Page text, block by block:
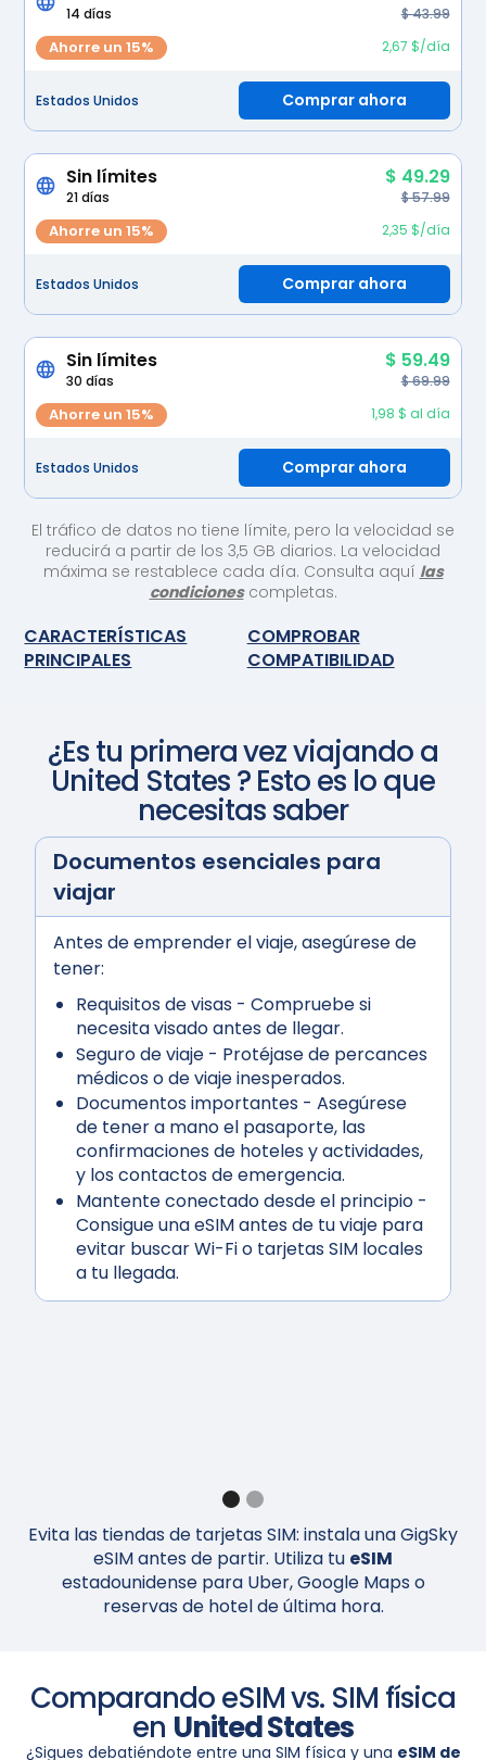
14 días $ 43.99
Ahorre un 15% 2,67 $/día
Estados Unidos Comprar ahora
Sin límites $ 49.29
21 días $ 57.99
Ahorre un 15% 2,35 $/día
Estados Unidos Comprar ahora
Sin límites $ 59.49
30 días $ 69.99
Ahorre un 15% 1,98 $ al día
Estados Unidos Comprar ahora
El tráfico de datos no tiene límite, pero la velocidad se
reducirá a partir de los 3,5 GB diarios. La velocidad
máxima se restablece cada día. Consulta aquí las
condicionescompletas.
CARACTERÍSTICAS
PRINCIPALES
COMPROBAR
COMPATIBILIDAD
¿Es tu primera vez viajando a
United States? Esto es lo que
necesitas saber
Documentos esenciales para
viajar
Antes de emprender el viaje, asegúrese de
tener:
Requisitos de visas - Compruebe si
necesita visado antes de llegar.
Seguro de viaje - Protéjase de percances
médicos o de viaje inesperados.
Documentos importantes - Asegúrese
de tener a mano el pasaporte, las
confirmaciones de hoteles y actividades,
y los contactos de emergencia.
Mantente conectado desde el principio -
Consigue una eSIM antes de tu viaje para
evitar buscar Wi-Fi o tarjetas SIM locales
a tu llegada.
Evita las tiendas de tarjetas SIM: instala una GigSky
eSIM antes de partir. Utiliza tu eSIM
estadounidense para Uber, Google Maps o
reservas de hotel de última hora.
Comparando eSIM vs. SIM física
en United States
¿Sigues debatiéndote entre una SIM física y una eSIM de